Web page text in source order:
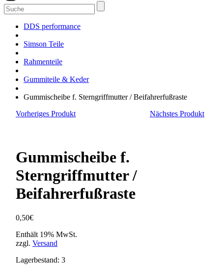
Suchen
nach:
DDS performance
Simson Teile
Rahmenteile
Gummiteile & Keder
Gummischeibe f. Sterngriffmutter / Beifahrerfußraste
Vorheriges Produkt
Nächstes Produkt
Gummischeibe f.
Sterngriffmutter /
Beifahrerfußraste
0,50€
Enthält 19% MwSt.
zzgl. Versand
Lagerbestand: 3